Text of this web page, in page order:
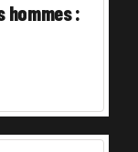
hommes :